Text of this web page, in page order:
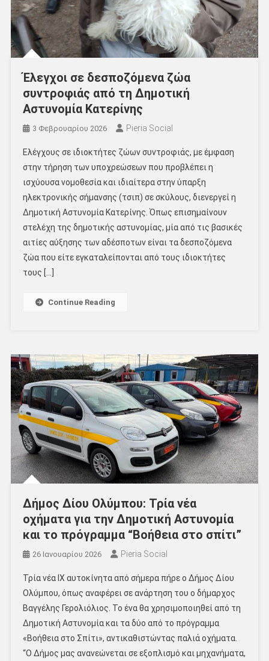
Έλεγχοι σε δεσποζόμενα ζώα
συντροφιάς από τη Δημοτική
Αστυνομία Κατερίνης
3 Φεβρουαρίου 2026 Pieria Social
Ελέγχους σε ιδιοκτήτες ζώων συντροφιάς, με έμφαση
στην τήρηση των υποχρεώσεων που προβλέπει η
ισχύουσα νομοθεσία και ιδιαίτερα στην ύπαρξη
ηλεκτρονικής σήμανσης (τσιπ) σε σκύλους, διενεργεί η
Δημοτική Αστυνομία Κατερίνης. Όπως επισημαίνουν
στελέχη της δημοτικής αστυνομίας, μία από τις βασικές
αιτίες αύξησης των αδέσποτων είναι τα δεσποζόμενα
ζώα που είτε εγκαταλείπονται από τους ιδιοκτήτες
τους […]
Continue Reading
Δήμος Δίου Ολύμπου: Τρία νέα
οχήματα για την Δημοτική Αστυνομία
και το πρόγραμμα “Βοήθεια στο σπίτι”
26 Ιανουαρίου 2026 Pieria Social
Τρία νέα ΙΧ αυτοκίνητα από σήμερα πήρε ο Δήμος Δίου
Ολύμπου, όπως αναφέρει σε ανάρτηση του ο δήμαρχος
Βαγγέλης Γερολιόλιος. Το ένα θα χρησιμοποιηθεί από τη
Δημοτική Αστυνομία και τα δύο από το πρόγραμμα
«Βοήθεια στο Σπίτι», αντικαθιστώντας παλιά οχήματα.
“Ο Δήμος μας ανανεώνεται σε εξοπλισμό και μηχανήματα,